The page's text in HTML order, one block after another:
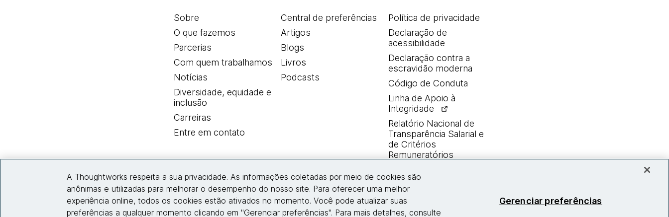
Sobre
O que fazemos
Parcerias
Com quem trabalhamos
Notícias
Diversidade, equidade e
inclusão
Carreiras
Entre em contato
Central de preferências
Artigos
Blogs
Livros
Podcasts
Política de privacidade
Declaração de
acessibilidade
Declaração contra a
escravidão moderna
Código de Conduta
Linha de Apoio à
Integridade
Relatório Nacional de
Transparência Salarial e
de Critérios
Remuneratórios
Entre em contato
A Thoughtworks respeita a sua privacidade. As informações coletadas por meio de cookies são
anônimas e utilizadas para melhorar o desempenho do nosso site. Para oferecer uma melhor
experiência online, todos os cookies estão ativados no momento. Você pode atualizar suas
preferências a qualquer momento clicando em "Gerenciar preferências". Para mais detalhes, consulte
Gerenciar preferências